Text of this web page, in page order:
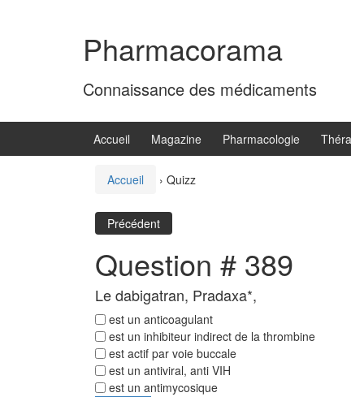
Pharmacorama
Connaissance des médicaments
Accueil Magazine Pharmacologie
Accueil › Quizz
Précédent
Question # 389
Le dabigatran, Pradaxa*,
est un anticoagulant
est un inhibiteur indirect de la thrombine
est actif par voie buccale
est un antiviral, anti VIH
est un antimycosique